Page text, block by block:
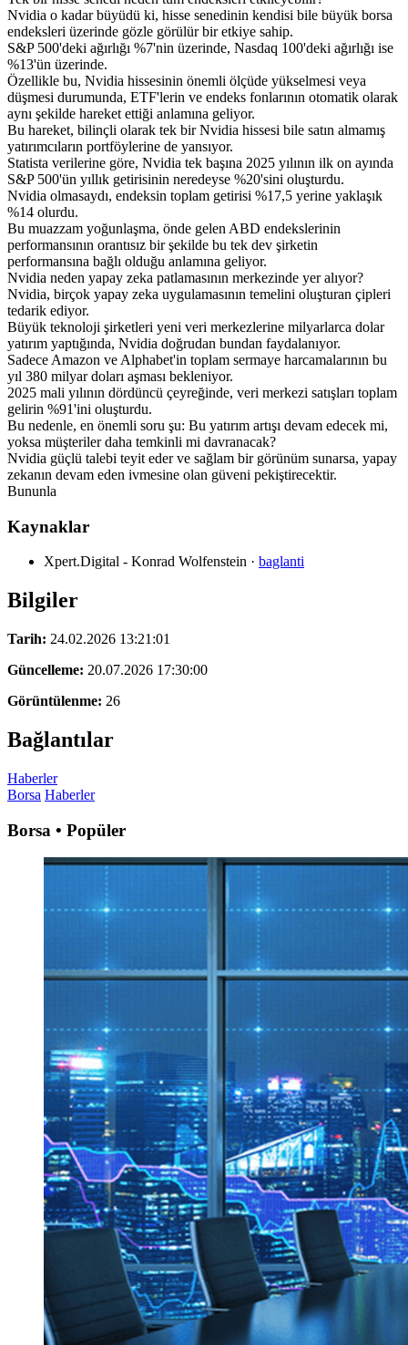
Nvidia o kadar büyüdü ki, hisse senedinin kendisi bile büyük borsa
endeksleri üzerinde gözle görülür bir etkiye sahip.
S&P 500'deki ağırlığı %7'nin üzerinde, Nasdaq 100'deki ağırlığı ise
%13'ün üzerinde.
Özellikle bu, Nvidia hissesinin önemli ölçüde yükselmesi veya
düşmesi durumunda, ETF'lerin ve endeks fonlarının otomatik olarak
aynı şekilde hareket ettiği anlamına geliyor.
Bu hareket, bilinçli olarak tek bir Nvidia hissesi bile satın almamış
yatırımcıların portföylerine de yansıyor.
Statista verilerine göre, Nvidia tek başına 2025 yılının ilk on ayında
S&P 500'ün yıllık getirisinin neredeyse %20'sini oluşturdu.
Nvidia olmasaydı, endeksin toplam getirisi %17,5 yerine yaklaşık
%14 olurdu.
Bu muazzam yoğunlaşma, önde gelen ABD endekslerinin
performansının orantısız bir şekilde bu tek dev şirketin
performansına bağlı olduğu anlamına geliyor.
Nvidia neden yapay zeka patlamasının merkezinde yer alıyor?
Nvidia, birçok yapay zeka uygulamasının temelini oluşturan çipleri
tedarik ediyor.
Büyük teknoloji şirketleri yeni veri merkezlerine milyarlarca dolar
yatırım yaptığında, Nvidia doğrudan bundan faydalanıyor.
Sadece Amazon ve Alphabet'in toplam sermaye harcamalarının bu
yıl 380 milyar doları aşması bekleniyor.
2025 mali yılının dördüncü çeyreğinde, veri merkezi satışları toplam
gelirin %91'ini oluşturdu.
Bu nedenle, en önemli soru şu: Bu yatırım artışı devam edecek mi,
yoksa müşteriler daha temkinli mi davranacak?
Nvidia güçlü talebi teyit eder ve sağlam bir görünüm sunarsa, yapay
zekanın devam eden ivmesine olan güveni pekiştirecektir.
Bununla
Kaynaklar
Xpert.Digital - Konrad Wolfenstein · baglanti
Bilgiler
Tarih: 24.02.2026 13:21:01
Güncelleme: 20.07.2026 17:30:00
Görüntülenme: 26
Bağlantılar
Haberler
Borsa Haberler
Borsa • Popüler